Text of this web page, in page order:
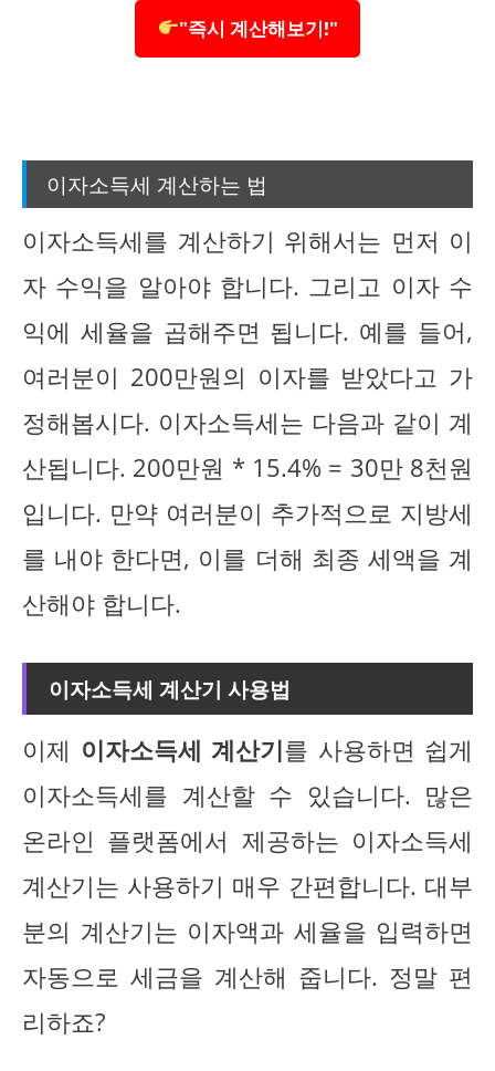
"즉시 계산해보기!"
이자소득세 계산하는 법
이자소득세를 계산하기 위해서는 먼저 이
자 수익을 알아야 합니다. 그리고 이자 수
익에 세율을 곱해주면 됩니다. 예를 들어,
여러분이 200만원의 이자를 받았다고 가
정해봅시다. 이자소득세는 다음과 같이 계
산됩니다. 200만원 * 15.4% = 30만 8천원
입니다. 만약 여러분이 추가적으로 지방세
를 내야 한다면, 이를 더해 최종 세액을 계
산해야 합니다.
이자소득세 계산기 사용법
이제 이자소득세 계산기를 사용하면 쉽게
이자소득세를 계산할 수 있습니다. 많은
온라인 플랫폼에서 제공하는 이자소득세
계산기는 사용하기 매우 간편합니다. 대부
분의 계산기는 이자액과 세율을 입력하면
자동으로 세금을 계산해 줍니다. 정말 편
리하죠?